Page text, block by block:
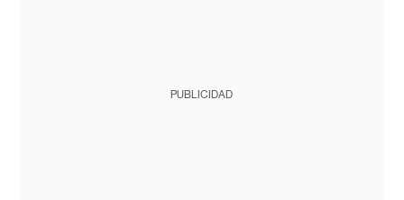
PUBLICIDAD